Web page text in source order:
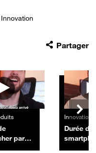
Innovation
Partager
par
Innovation
Durée